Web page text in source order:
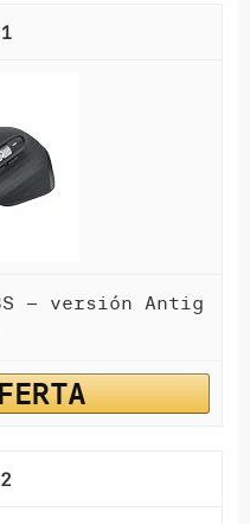
1
– versión Antig
2